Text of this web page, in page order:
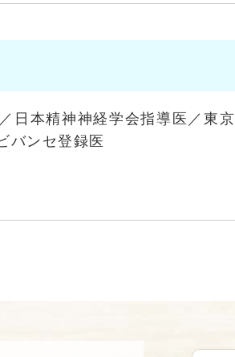
日本精神神経学会指導医／東京
バンセ登録医